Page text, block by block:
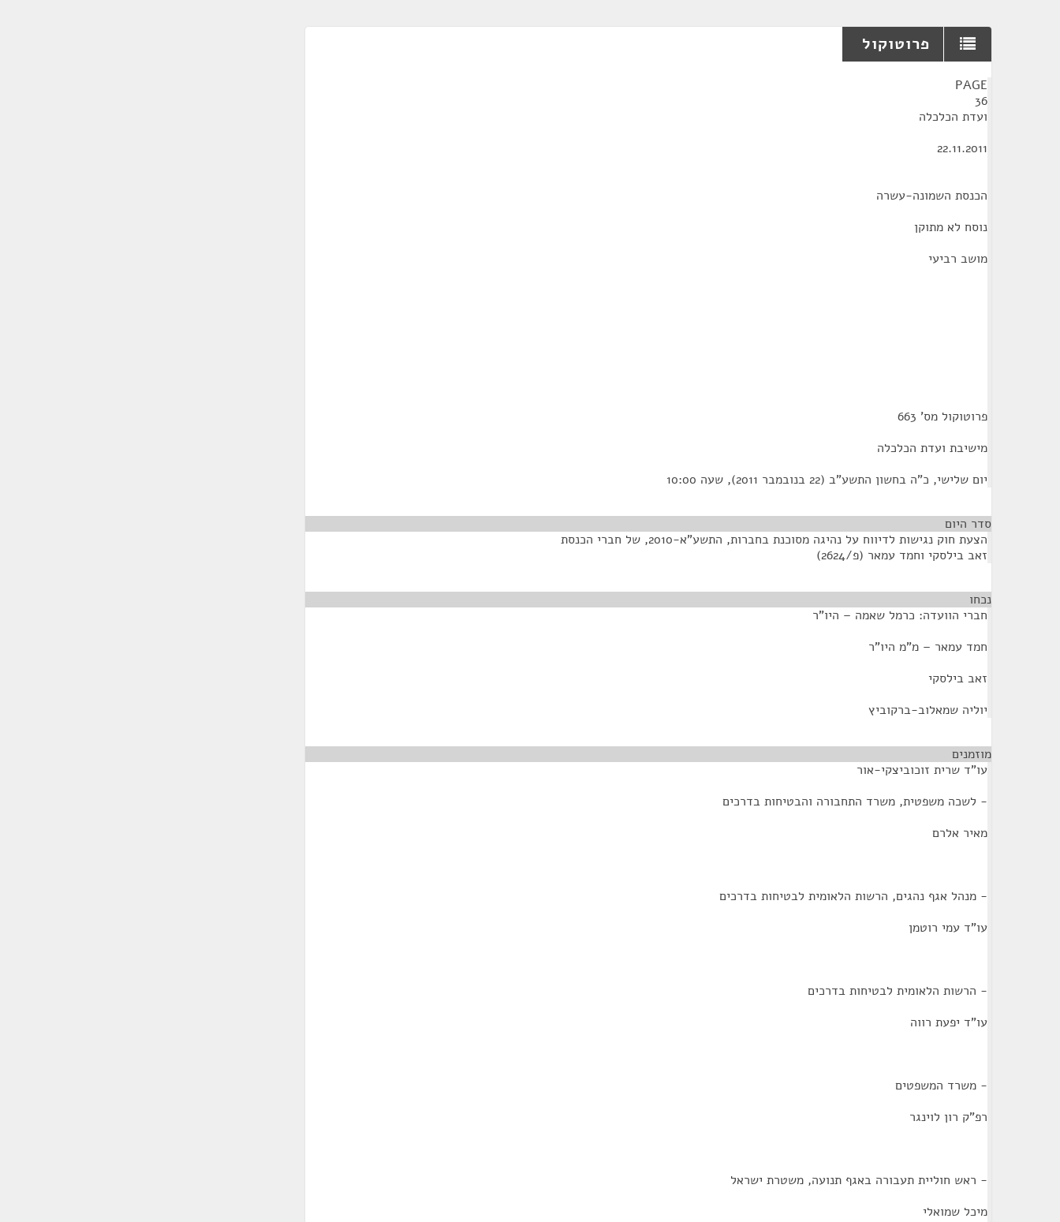
פרוטוקול
PAGE
36
ועדת הכלכלה
22.11.2011
הכנסת השמונה-עשרה
נוסח לא מתוקן
מושב רביעי
פרוטוקול מס' 663
מישיבת ועדת הכלכלה
יום שלישי, כ"ה בחשון התשע"ב (22 בנובמבר 2011), שעה 10:00
סדר היום
הצעת חוק נגישות לדיווח על נהיגה מסוכנת בחברות, התשע"א-2010, של חברי הכנסת
זאב בילסקי וחמד עמאר (פ/2624)
נכחו
חברי הוועדה: כרמל שאמה – היו"ר
חמד עמאר – מ"מ היו"ר
זאב בילסקי
יוליה שמאלוב-ברקוביץ
מוזמנים
עו"ד שרית זוכוביצקי-אור
- לשכה משפטית, משרד התחבורה והבטיחות בדרכים
מאיר אלרם
- מנהל אגף נהגים, הרשות הלאומית לבטיחות בדרכים
עו"ד עמי רוטמן
- הרשות הלאומית לבטיחות בדרכים
עו"ד יפעת רווה
- משרד המשפטים
רפ"ק רון לוינגר
- ראש חוליית תעבורה באגף תנועה, משטרת ישראל
מיכל שמואלי